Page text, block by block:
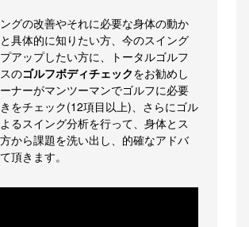
グの改善やそれに必要な身体の動か
具体的に知りたい方、今のスイング
アップしたい方に、トータルゴルフ
のゴルフボディチェックをお勧めし
ナーがマンツーマンでゴルフに必要
をチェック(12項目以上)、さらにゴル
るスイング分析を行って、身体とス
から課題を洗い出し、的確なアドバ
頂きます。